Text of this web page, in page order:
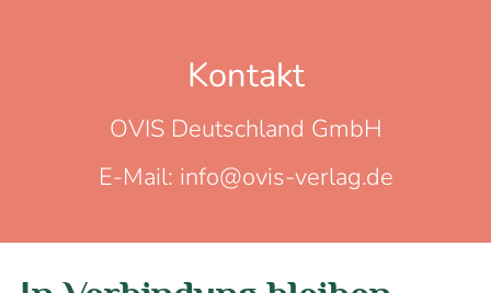
Kontakt
OVIS Deutschland GmbH
E-Mail: info@ovis-verlag.de